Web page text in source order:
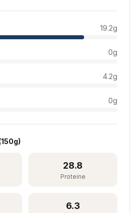
19.2g
0g
4.2g
0g
150g)
28.8
Proteine
6.3